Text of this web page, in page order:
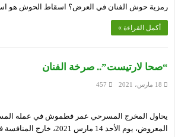
رمزية حوش الفنان في العرض؟ اسقاط الحوش هو
أكمل القراءة »
“صحا لارتيست”.. صرخة الفنان
18 مارس، 2021 457
يحاول المخرج المسرحي عمر فطموش في عمله